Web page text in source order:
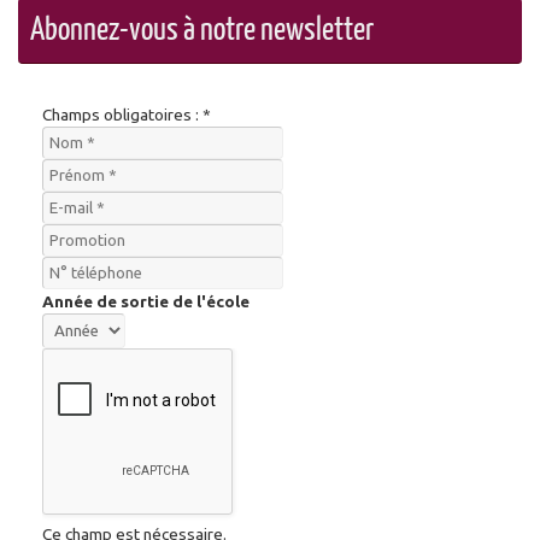
Abonnez-vous à notre newsletter
Champs obligatoires : *
Année de sortie de l'école
Ce champ est nécessaire.